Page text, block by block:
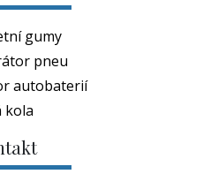
gumy
pneu
autobaterií
kola